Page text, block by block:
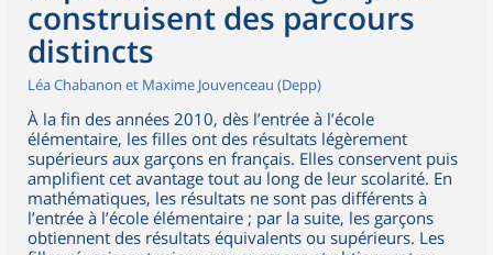
construisent des parcours
distincts
Léa Chabanon et Maxime Jouvenceau (Depp)
À la fin des années 2010, dès l’entrée à l’école
élémentaire, les filles ont des résultats légèrement
supérieurs aux garçons en français. Elles conservent puis
amplifient cet avantage tout au long de leur scolarité. En
mathématiques, les résultats ne sont pas différents à
l’entrée à l’école élémentaire ; par la suite, les garçons
obtiennent des résultats équivalents ou supérieurs. Les